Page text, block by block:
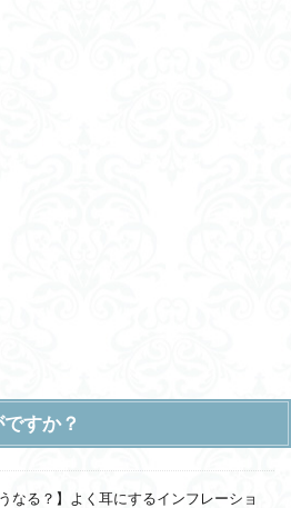
すか？
なる？】よく耳にするインフレーショ